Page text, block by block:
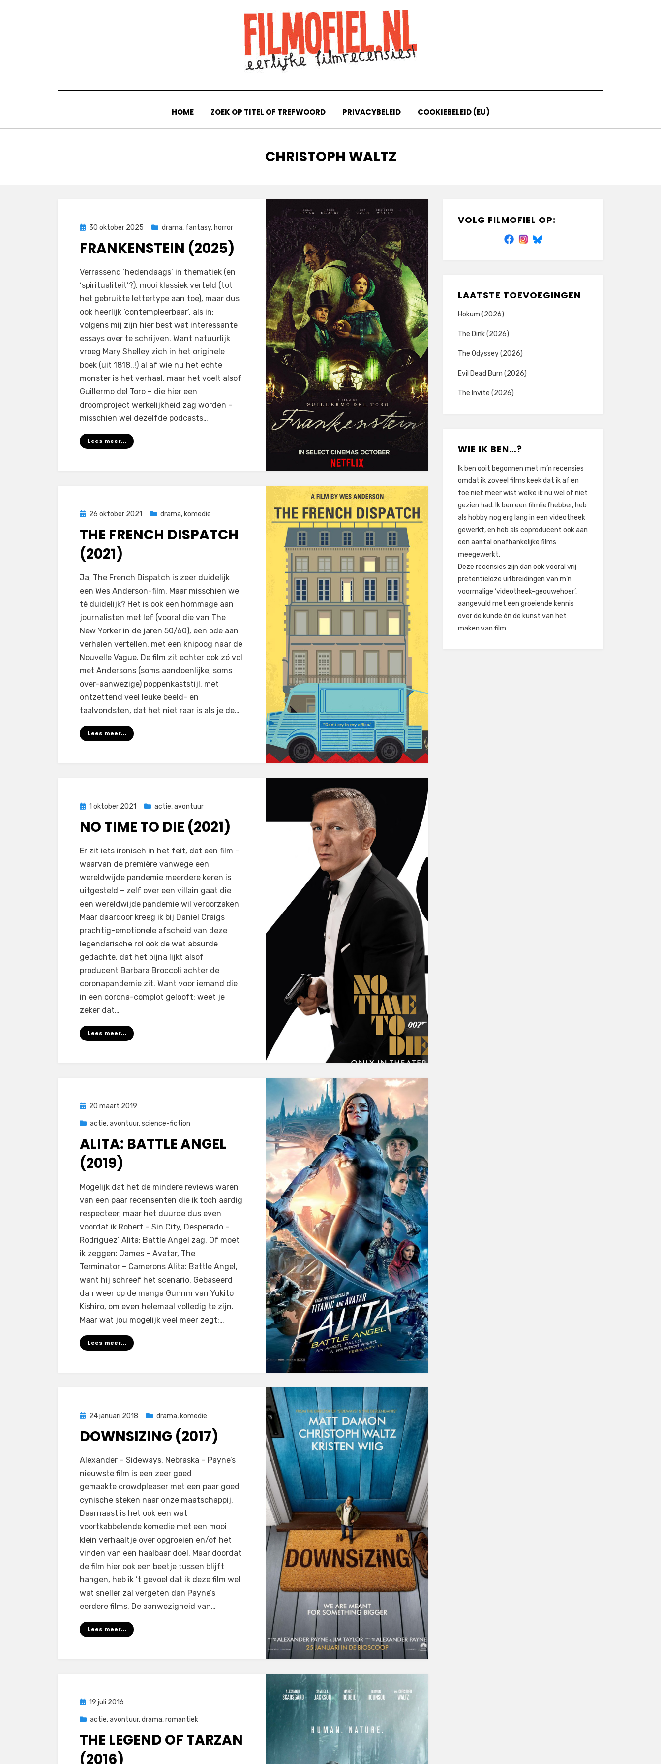
HOME ZOEK OP TITEL OF TREFWOORD PRIVACYBELEID COOKIEBELEID (EU)
TAG
:
CHRISTOPH WALTZ
Geplaatst
30 oktober 2025 drama, fantasy, horror
FRANKENSTEIN (2025)
doorFilmofiel.nl
Verrassend ‘hedendaags’ in thematiek (en
‘spiritualiteit’?), mooi klassiek verteld (tot
het gebruikte lettertype aan toe), maar dus
ook heerlijk ‘contempleerbaar’, als in:
volgens mij zijn hier best wat interessante
essays over te schrijven. Want natuurlijk
vroeg Mary Shelley zich in het originele
boek (uit 1818..!) al af wie nu het echte
monster is het verhaal, maar het voelt alsof
Guillermo del Toro – die hier een
droomproject werkelijkheid zag worden –
misschien wel dezelfde podcasts…
Lees meer...
Geplaatst
26 oktober 2021 drama, komedie
THE FRENCH DISPATCH
(2021)
doorFilmofiel.nl
Ja, The French Dispatch is zeer duidelijk
een Wes Anderson-film. Maar misschien wel
té duidelijk? Het is ook een hommage aan
journalisten met lef (vooral die van The
New Yorker in de jaren 50/60), een ode aan
verhalen vertellen, met een knipoog naar de
Nouvelle Vague. De film zit echter ook zó vol
met Andersons (soms aandoenlijke, soms
over-aanwezige) poppenkaststijl, met
ontzettend veel leuke beeld- en
taalvondsten, dat het niet raar is als je de…
Lees meer...
Geplaatst
1 oktober 2021 actie,avontuur
NO TIME TO DIE (2021)
doorFilmofiel.nl
Er zit iets ironisch in het feit, dat een film –
waarvan de première vanwege een
wereldwijde pandemie meerdere keren is
uitgesteld – zelf over een villain gaat die
een wereldwijde pandemie wil veroorzaken.
Maar daardoor kreeg ik bij Daniel Craigs
prachtig-emotionele afscheid van deze
legendarische rol ook de wat absurde
gedachte, dat het bijna lijkt alsof
producent Barbara Broccoli achter de
coronapandemie zit. Want voor iemand die
in een corona-complot gelooft: weet je
zeker dat…
Lees meer...
Geplaatst
20 maart 2019
actie,avontuur,science-fiction
ALITA: BATTLE ANGEL
(2019)
doorFilmofiel.nl
Laat een reactie achter op
Alita:
(2019)
Mogelijk dat het de mindere reviews waren
van een paar recensenten die ik toch aardig
respecteer, maar het duurde dus even
voordat ik Robert – Sin City, Desperado –
Rodriguez’ Alita: Battle Angel zag. Of moet
ik zeggen: James – Avatar, The
Terminator – Camerons Alita: Battle Angel,
want hij schreef het scenario. Gebaseerd
dan weer op de manga Gunnm van Yukito
Kishiro, om even helemaal volledig te zijn.
Maar wat jou mogelijk veel meer zegt:…
Lees meer...
Geplaatst
24 januari 2018 drama, komedie
DOWNSIZING (2017)
doorFilmofiel.nl
Laat een reactie achter op
Downsizing
Alexander – Sideways, Nebraska – Payne’s
nieuwste film is een zeer goed
gemaakte crowdpleaser met een paar goed
cynische steken naar onze maatschappij.
Daarnaast is het ook een wat
voortkabbelende komedie met een mooi
klein verhaaltje over opgroeien en/of het
vinden van een haalbaar doel. Maar doordat
de film hier ook een beetje tussen blijft
hangen, heb ik ’t gevoel dat ik deze film wel
wat sneller zal vergeten dan Payne’s
eerdere films. De aanwezigheid van…
Lees meer...
Geplaatst
19 juli 2016
actie,avontuur,drama,romantiek
THE LEGEND OF TARZAN
(2016)
VOLG FILMOFIEL OP:
LAATSTE TOEVOEGINGEN
Hokum (2026)
The Dink (2026)
The Odyssey (2026)
Evil Dead Burn (2026)
The Invite (2026)
WIE IK BEN…?
Ik ben ooit begonnen met m’n recensies
omdat ik zoveel films keek dat ik af en
toe niet meer wist welke ik nu wel of niet
gezien had. Ik ben een filmliefhebber, heb
als hobby nog erg lang in een videotheek
gewerkt, en heb als coproducent ook aan
een aantal onafhankelijke films
meegewerkt.
Deze recensies zijn dan ook vooral vrij
pretentieloze uitbreidingen van m’n
voormalige ‘videotheek-geouwehoer’,
aangevuld met een groeiende kennis
over de kunde én de kunst van het
maken van film.